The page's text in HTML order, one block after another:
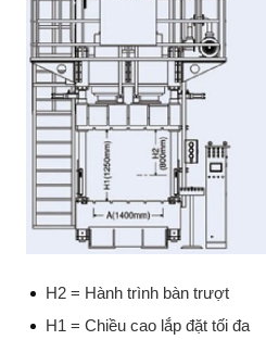
H2 = Hành trình bàn trượt
H1 = Chiều cao lắp đặt tối đa